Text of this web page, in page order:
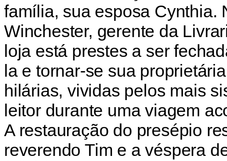
família, sua esposa Cynthia.
Winchester, gerente da
loja está prestes a ser
la e tornar-se sua
hilárias, vividas pelos mais
leitor durante uma viagem
A restauração do presépio
reverendo Tim e a véspera